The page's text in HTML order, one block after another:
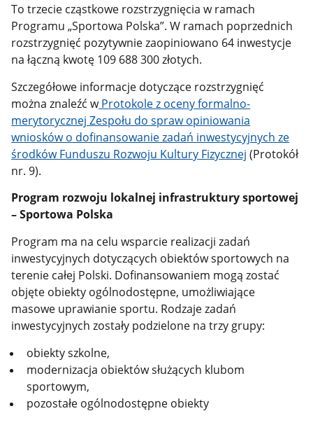
To trzecie cząstkowe rozstrzygnięcia w ramach
Programu „Sportowa Polska”. W ramach poprzednich
rozstrzygnięć pozytywnie zaopiniowano 64 inwestycje
na łączną kwotę 109 688 300 złotych.
Szczegółowe informacje dotyczące rozstrzygnięć
można znaleźć wProtokole z oceny formalno-
merytorycznej Zespołu do spraw opiniowania
wniosków o dofinansowanie zadań inwestycyjnych ze
środków Funduszu Rozwoju Kultury Fizycznej (Protokół
nr. 9).
Program rozwoju lokalnej infrastruktury sportowej
– Sportowa Polska
Program ma na celu wsparcie realizacji zadań
inwestycyjnych dotyczących obiektów sportowych na
terenie całej Polski. Dofinansowaniem mogą zostać
objęte obiekty ogólnodostępne, umożliwiające
masowe uprawianie sportu. Rodzaje zadań
inwestycyjnych zostały podzielone na trzy grupy:
obiekty szkolne,
modernizacja obiektów służących klubom
sportowym,
pozostałe ogólnodostępne obiekty